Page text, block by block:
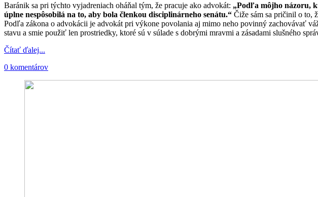
Baránik sa pri týchto vyjadreniach oháňal tým, že pracuje ako advokát: „Podľa môjho názoru,
úplne nespôsobilá na to, aby bola členkou disciplinárneho senátu.“ Čiže sám sa pričinil o to,
Podľa zákona o advokácii je advokát pri výkone povolania aj mimo neho povinný zachovávať
stavu a smie použiť len prostriedky, ktoré sú v súlade s dobrými mravmi a zásadami slušného
Čítať ďalej...
0 komentárov